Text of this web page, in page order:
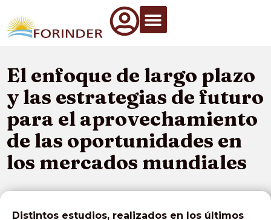
El enfoque de largo plazo
y las estrategias de futuro
para el aprovechamiento
de las oportunidades en
los mercados mundiales
Distintos estudios, realizados en los últimos